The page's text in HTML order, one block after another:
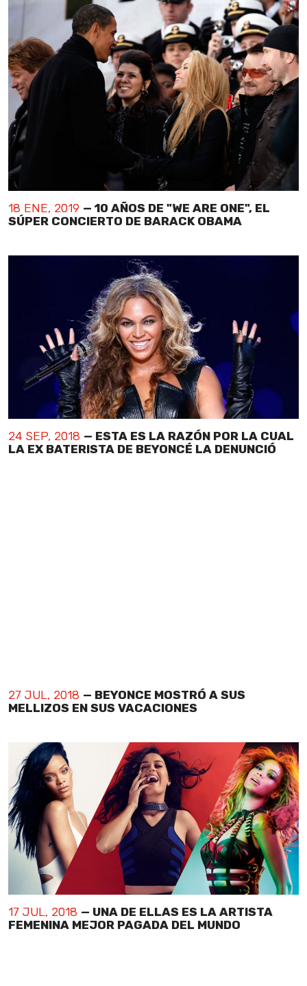
18 ENE, 2019 — 10 AÑOS DE "WE ARE ONE", EL
SÚPER CONCIERTO DE BARACK OBAMA
24 SEP, 2018 — ESTA ES LA RAZÓN POR LA CUAL
LA EX BATERISTA DE BEYONCÉ LA DENUNCIÓ
27 JUL, 2018 — BEYONCE MOSTRÓ A SUS
MELLIZOS EN SUS VACACIONES
17 JUL, 2018 — UNA DE ELLAS ES LA ARTISTA
FEMENINA MEJOR PAGADA DEL MUNDO